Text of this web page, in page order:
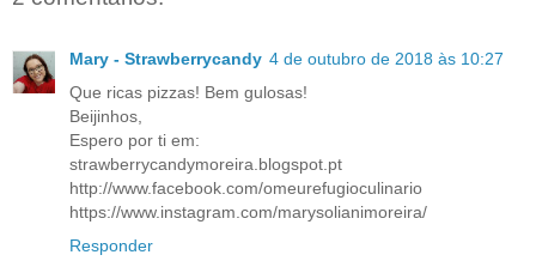
Mary - Strawberrycandy 4 de outubro de 2018 às 10:27
Que ricas pizzas! Bem gulosas!
Beijinhos,
Espero por ti em:
strawberrycandymoreira.blogspot.pt
http://www.facebook.com/omeurefugioculinario
https://www.instagram.com/marysolianimoreira/
Responder